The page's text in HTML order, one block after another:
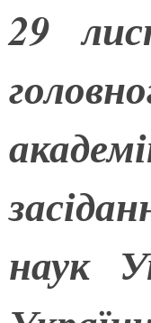
29
наук